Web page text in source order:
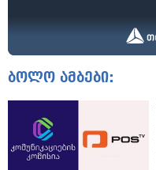
ბოლო ამბები: